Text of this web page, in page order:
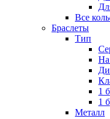
Все
Браслеты
Тип
На
1
1
Металл